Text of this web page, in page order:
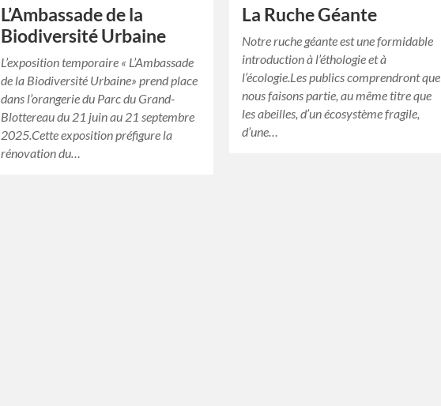
L’Ambassade de la
Biodiversité Urbaine
L’exposition temporaire « L’Ambassade
de la Biodiversité Urbaine» prend place
dans l’orangerie du Parc du Grand-
Blottereau du 21 juin au 21 septembre
2025.Cette exposition préfigure la
rénovation du…
La Ruche Géante
Notre ruche géante est une formidable
introduction à l’éthologie et à
l’écologie.Les publics comprendront que
nous faisons partie, au même titre que
les abeilles, d’un écosystème fragile,
d’une…